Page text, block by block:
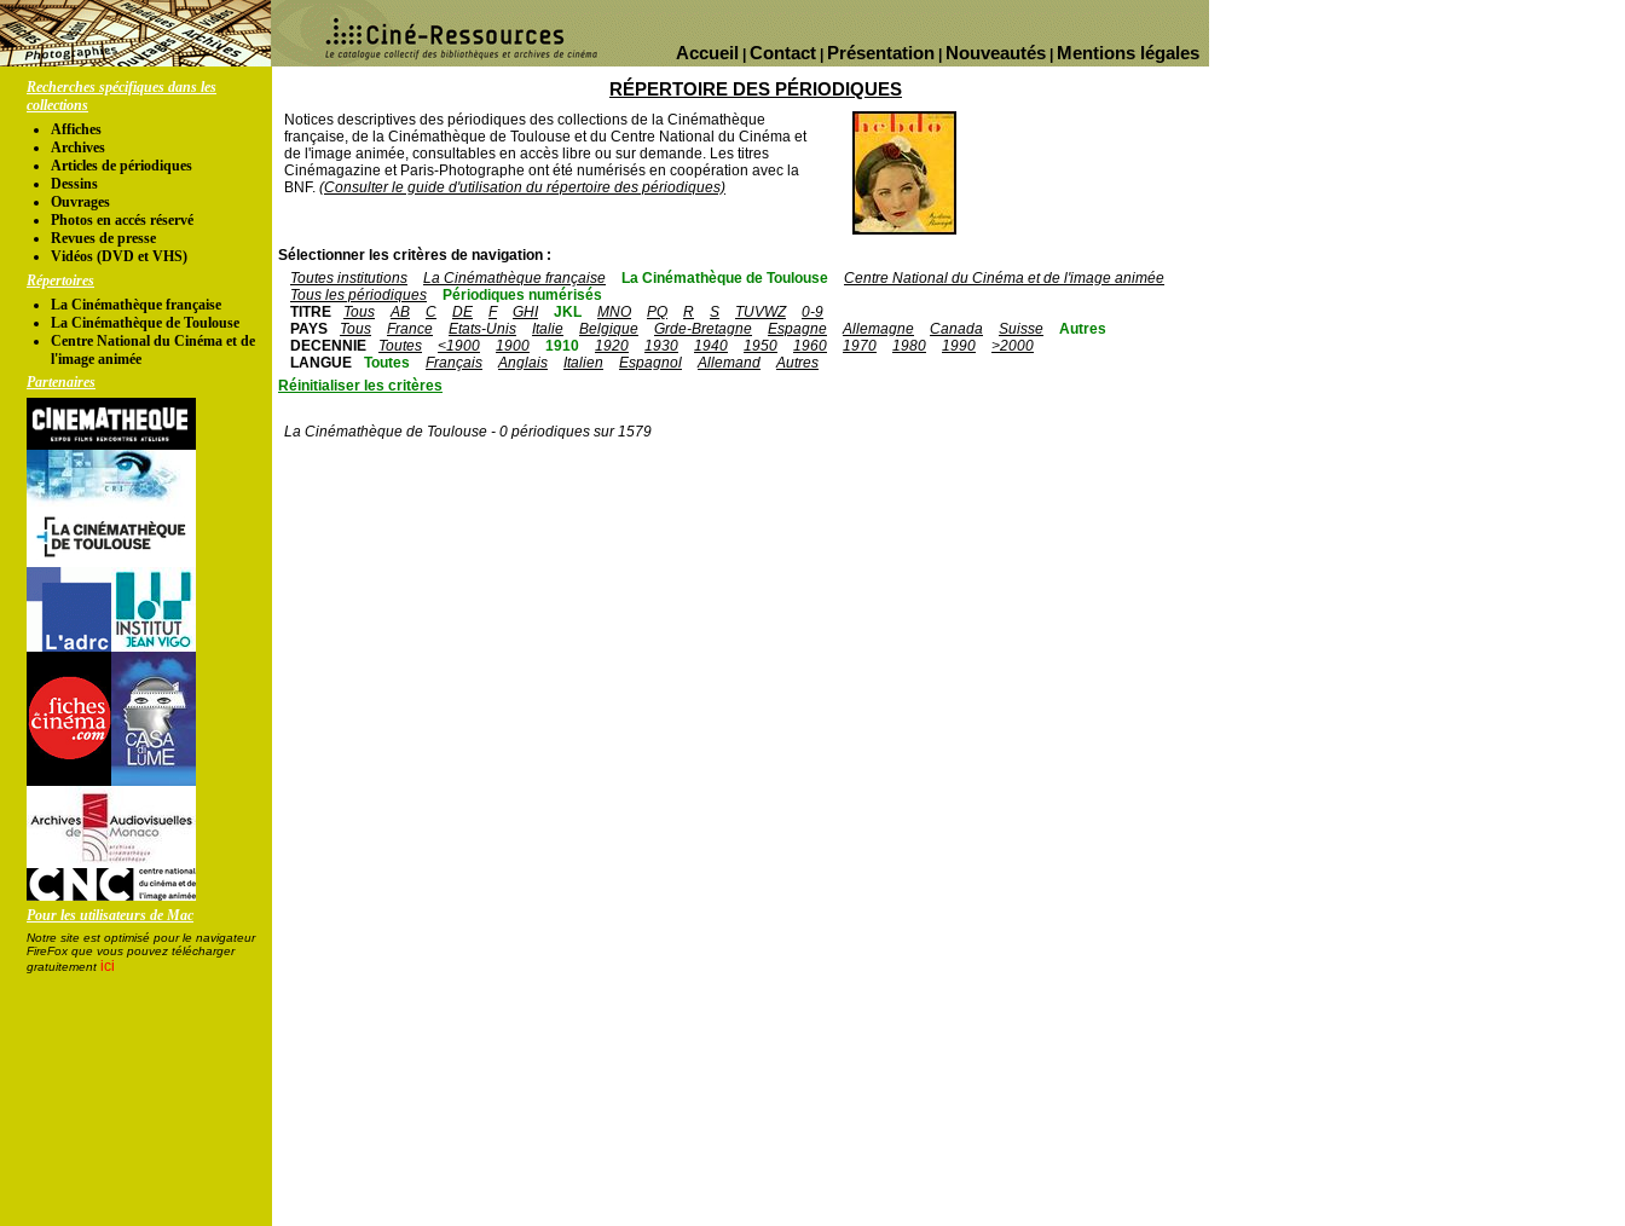
Mentions légales
Nouveautés
Présentation
Contact
Accueil
Recherches spécifiques dans les
collections
Affiches
Archives
Articles de périodiques
Dessins
Ouvrages
Photos en accés réservé
Revues de presse
Vidéos (DVD et VHS)
Répertoires
La Cinémathèque française
La Cinémathèque de Toulouse
Centre National du Cinéma et de
l'image animée
Partenaires
Pour les utilisateurs de Mac
Notre site est optimisé pour le navigateur
FireFox que vous pouvez télécharger
gratuitement ici
RÉPERTOIRE DES PÉRIODIQUES
Notices descriptives des périodiques des collections de la Cinémathèque
française, de la Cinémathèque de Toulouse et du Centre National du Cinéma et
de l'image animée, consultables en accès libre ou sur demande. Les titres
Cinémagazine et Paris-Photographe ont été numérisés en coopération avec la
BNF. (Consulter le guide d'utilisation du répertoire des périodiques)
Sélectionner les critères de navigation :
Toutes institutions
La Cinémathèque française La Cinémathèque de Toulouse
Centre National du Cinéma et de l'image animée
Tous les périodiques
Périodiques numérisés
TITRE
Tous AB C DE F GHI JKL MNO PQ R S TUVWZ
0-9
PAYS
Tous France Etats-Unis Italie Belgique Grde-Bretagne Espagne Allemagne Canada Suisse
Autres
DECENNIE
Toutes <1900 1900 1910 1920 1930 1940 1950 1960 1970 1980 1990
>2000
LANGUE
Toutes Français Anglais Italien Espagnol Allemand
Autres
Réinitialiser les critères
La Cinémathèque de Toulouse - 0 périodiques sur 1579